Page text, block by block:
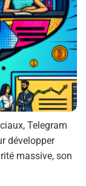
Telegram
développer
massive, son